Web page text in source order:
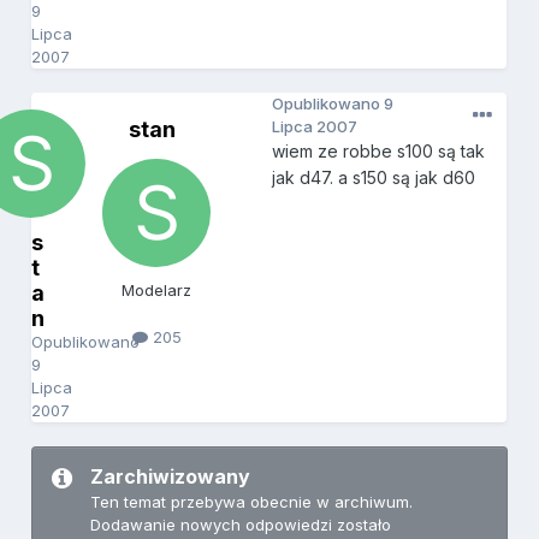
9
Lipca
2007
s
t
a
n
Opublikowano
9
Lipca
2007
stan
Modelarz
205
Opublikowano9
Lipca 2007
wiem ze robbe s100 są tak
jak d47. a s150 są jak d60
Zarchiwizowany
Ten temat przebywa obecnie w archiwum.
Dodawanie nowych odpowiedzi zostało